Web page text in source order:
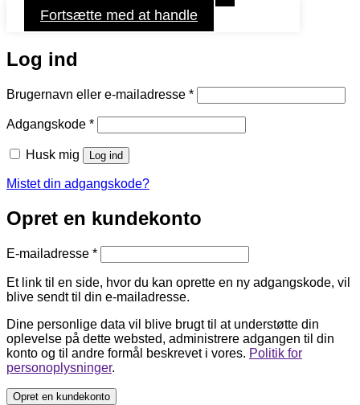
Fortsætte med at handle
Log ind
Brugernavn eller e-mailadresse *Påkrævet
Adgangskode *Påkrævet
Husk mig Log ind
Mistet din adgangskode?
Opret en kundekonto
E-mailadresse *Påkrævet
Et link til en side, hvor du kan oprette en ny adgangskode, vil
blive sendt til din e-mailadresse.
Dine personlige data vil blive brugt til at understøtte din
oplevelse på dette websted, administrere adgangen til din
konto og til andre formål beskrevet i vores. Politik for
personoplysninger.
Opret en kundekonto